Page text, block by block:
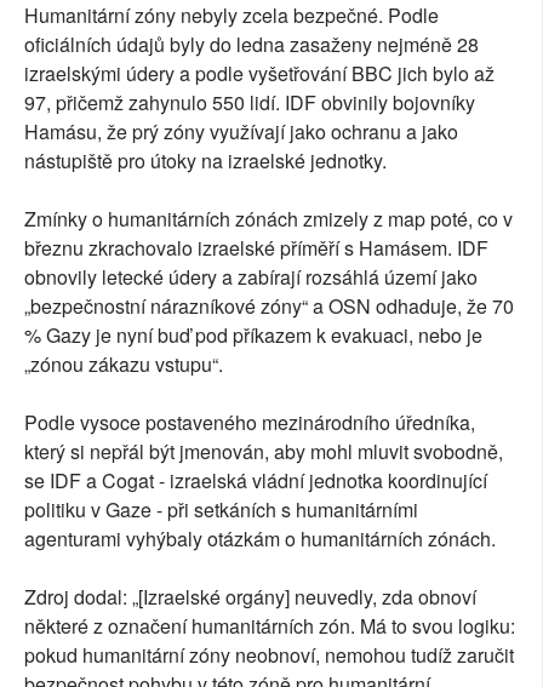
Humanitární zóny nebyly zcela bezpečné. Podle
oficiálních údajů byly do ledna zasaženy nejméně 28
izraelskými údery a podle vyšetřování BBC jich bylo až
97, přičemž zahynulo 550 lidí. IDF obvinily bojovníky
Hamásu, že prý zóny využívají jako ochranu a jako
nástupiště pro útoky na izraelské jednotky.
Zmínky o humanitárních zónách zmizely z map poté, co v
březnu zkrachovalo izraelské příměří s Hamásem. IDF
obnovily letecké údery a zabírají rozsáhlá území jako
„bezpečnostní nárazníkové zóny“ a OSN odhaduje, že 70
% Gazy je nyní buď pod příkazem k evakuaci, nebo je
„zónou zákazu vstupu“.
Podle vysoce postaveného mezinárodního úředníka,
který si nepřál být jmenován, aby mohl mluvit svobodně,
se IDF a Cogat - izraelská vládní jednotka koordinující
politiku v Gaze - při setkáních s humanitárními
agenturami vyhýbaly otázkám o humanitárních zónách.
Zdroj dodal: „[Izraelské orgány] neuvedly, zda obnoví
některé z označení humanitárních zón. Má to svou logiku:
pokud humanitární zóny neobnoví, nemohou tudíž zaručit